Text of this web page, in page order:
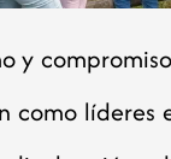
y
como líderes